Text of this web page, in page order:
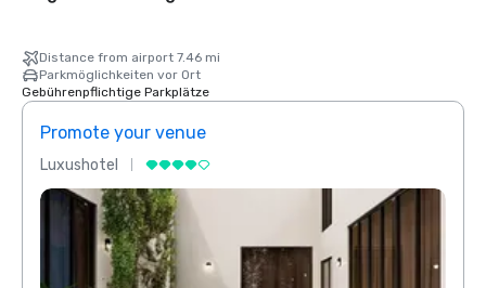
Distance from airport 7.46 mi
Parkmöglichkeiten vor Ort
Gebührenpflichtige Parkplätze
Promote your venue
Luxushotel